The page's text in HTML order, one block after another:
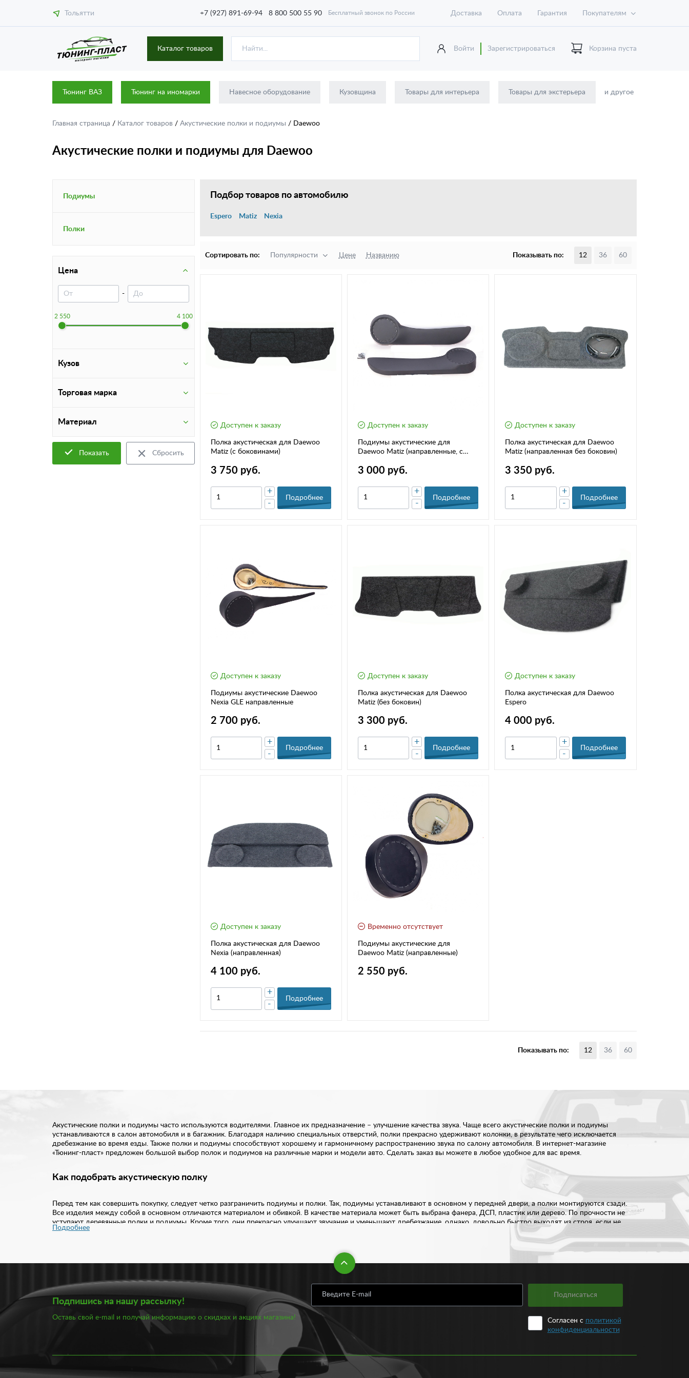
Тольятти +7 (927) 891-69-94 8 800 500 55 90 Бесплатный звонок по России Доставка Оплата Гарантия Покупателям
Каталог товаров Войти Зарегистрироваться Корзина пуста
Тюнинг ВАЗ Тюнинг на иномарки Навесное оборудование Кузовщина Товары для интерьера Товары для экстерьера и другое
Главная страница / Каталог товаров / Акустические полки и подиумы / Daewoo
Акустические полки и подиумы для Daewoo
Подиумы
Полки
Цена
-
2 550 4 100
Кузов
Торговая марка
Материал
Показать Сбросить
Подбор товаров по автомобилю
Espero Matiz Nexia
Сортировать по: Популярности Цене Названию Показывать по: 12 36 60
Доступен к заказу
Полка акустическая для Daewoo
Matiz (с боковинами)
3 750 руб.
-
+
Подробнее
Доступен к заказу
Подиумы акустические для
Daewoo Matiz (направленные, с
3 000 руб.
-
+
Подробнее
Доступен к заказу
Полка акустическая для Daewoo
Matiz (направленная без боковин)
3 350 руб.
-
+
Подробнее
Доступен к заказу
Подиумы акустические Daewoo
Nexia GLE направленные
2 700 руб.
-
+
Подробнее
Доступен к заказу
Полка акустическая для Daewoo
Matiz (без боковин)
3 300 руб.
-
+
Подробнее
Доступен к заказу
Полка акустическая для Daewoo
Espero
4 000 руб.
-
+
Подробнее
Доступен к заказу
Полка акустическая для Daewoo
Nexia (направленная)
4 100 руб.
-
+
Подробнее
Временно отсутствует
Подиумы акустические для
Daewoo Matiz (направленные)
2 550 руб.
Показывать по: 12 36 60
Акустические полки и подиумы часто используются водителями. Главное их предназначение – улучшение качества звука. Чаще всего акустические полки и подиумы
устанавливаются в салон автомобиля и в багажник. Благодаря наличию специальных отверстий, полки прекрасно удерживают колонки, в результате чего исключается
дребезжание во время езды. Также полки и подиумы способствуют хорошему и гармоничному распространению звука по салону автомобиля. В интернет-магазине
«Тюнинг-пласт» предложен большой выбор полок и подиумов на различные марки и модели авто. Сделать заказ вы можете в любое удобное для вас время.
Как подобрать акустическую полку
Перед тем как совершить покупку, следует четко разграничить подиумы и полки. Так, подиумы устанавливают в основном у передней двери, а полки монтируются сзади.
Все изделия между собой в основном отличаются материалом и обивкой. В качестве материала может быть выбрана фанера, ДСП, пластик или дерево. По прочности не
уступают деревянные полки и подиумы. Кроме того, они прекрасно улучшают звучание и уменьшают дребезжание, однако, довольно быстро выходят из строя, если не
ухаживать за деревом должным образом. Также деревянные изделия стоят на порядок дороже.
Более бюджетным вариантом считается фанера и ДСП. Они хорошо удерживают колонки, но не так прочны. В том числе возможно появление лишних звуков и
дребезжания. Пластик является отличной альтернативой всем остальным материалам. С одной стороны, он прекрасно справляется со своими задачами, а с другой – прост
в уходе. Однако в процессе эксплуатации могут появиться неприятные звуки и дребезжание.
Что касается обивки акустических подиумов и полок, то здесь чаще всего используется кожзаменитель. Также зачастую используется винил и натуральная кожа. Последний
вариант будет стоить дороже всего, но и прослужит он дольше других. Выбор модели акустических полок по материалу зависит исключительно от вашего бюджета.
Купить акустические подиумы и полки вы можете в нашем интернет-магазине по доступной цене. Каждое изделие продумано до мелочей, отличается высоким качеством и
надежностью. С установкой таких аксессуаров, вы получите несколько преимуществ:
Качественное улучшение звучания любимой музыки;
Подробнее
Подпишись на нашу рассылку!
Оставь свой e-mail и получай информацию о скидках и акциях магазина!
Подписаться
Согласен с политикой
конфиденциальности